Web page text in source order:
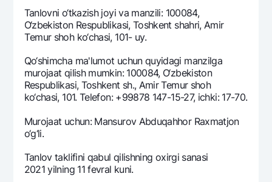
Kumush omonat
Garmin pay
Milliy mobil ilovasi
Ko'p beriladigan savollar
Sayt bo‘yicha qidiring
Qidirish
Ko'p beriladigan savollar
Matbuot markazi
Tanlovni o‘tkazish joyi va manzili: 100084,
O‘zbekiston Respublikasi, Toshkent shahri, Amir
Tеmur shoh ko‘chasi, 101- uy.
Qo‘shimcha ma'lumot uchun quyidagi manzilga
murojaat qilish mumkin: 100084, O‘zbekiston
Respublikasi, Toshkent sh., Amir Temur shoh
ko‘chasi, 101. Telefon: +99878 147-15-27, ichki: 17-70.
Murojaat uchun: Mansurov Abduqahhor Raxmatjon
o‘g‘li.
Tanlov taklifini qabul qilishning oxirgi sanasi
2021 yilning 11 fevral kuni.